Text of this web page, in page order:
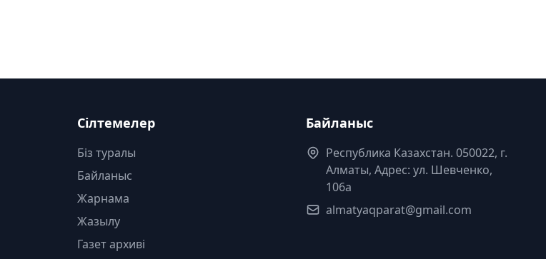
Сілтемелер
Біз туралы
Байланыс
Жарнама
Жазылу
Газет архиві
Байланыс
Республика Казахстан. 050022, г.
Алматы, Адрес: ул. Шевченко,
106а
almatyaqparat@gmail.com